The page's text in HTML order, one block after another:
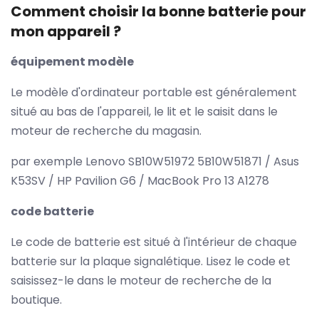
Comment choisir la bonne batterie pour
mon appareil ?
équipement modèle
Le modèle d'ordinateur portable est généralement
situé au bas de l'appareil, le lit et le saisit dans le
moteur de recherche du magasin.
par exemple Lenovo SB10W51972 5B10W51871 / Asus
K53SV / HP Pavilion G6 / MacBook Pro 13 A1278
code batterie
Le code de batterie est situé à l'intérieur de chaque
batterie sur la plaque signalétique. Lisez le code et
saisissez-le dans le moteur de recherche de la
boutique.